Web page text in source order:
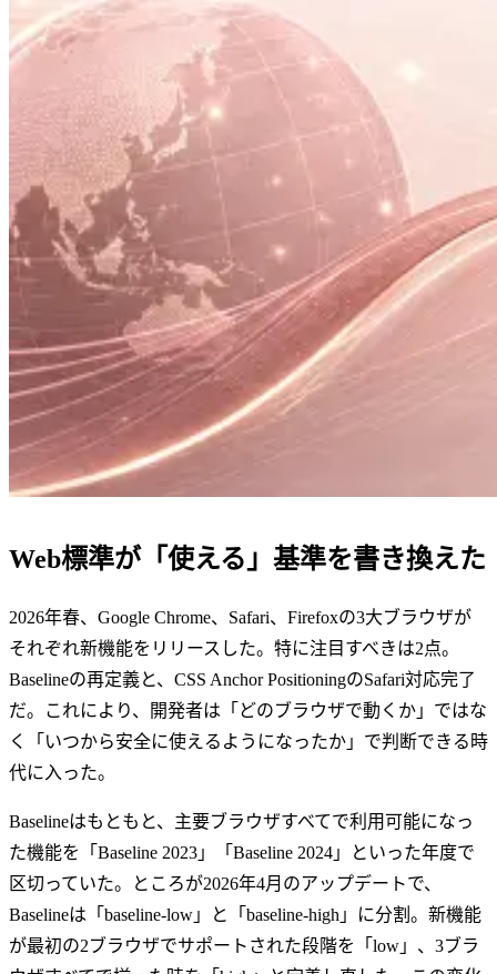
Web標準が「使える」基準を書き換えた
2026年春、Google Chrome、Safari、Firefoxの3大ブラウザが
それぞれ新機能をリリースした。特に注目すべきは2点。
Baselineの再定義と、CSS Anchor PositioningのSafari対応完了
だ。これにより、開発者は「どのブラウザで動くか」ではな
く「いつから安全に使えるようになったか」で判断できる時
代に入った。
Baselineはもともと、主要ブラウザすべてで利用可能になっ
た機能を「Baseline 2023」「Baseline 2024」といった年度で
区切っていた。ところが2026年4月のアップデートで、
Baselineは「baseline-low」と「baseline-high」に分割。新機能
が最初の2ブラウザでサポートされた段階を「low」、3ブラ